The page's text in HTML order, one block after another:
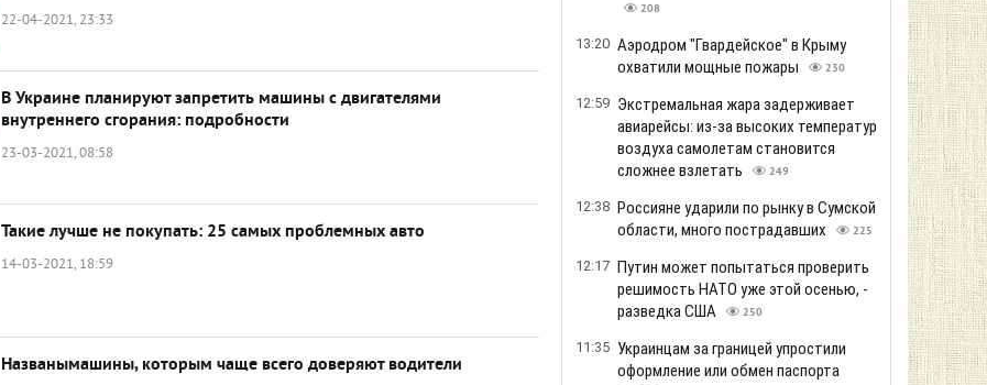
22-04-2021, 23:33
В Украине планируют запретить машины с двигателями
внутреннего сгорания: подробности
23-03-2021, 08:58
Такие лучше не покупать: 25 самых проблемных авто
14-03-2021, 18:59
Названымашины, которым чаще всего доверяют водители
208
13:20 Аэродром "Гвардейское" в Крыму
охватили мощные пожары
230
12:59 Экстремальная жара задерживает
авиарейсы: из-за высоких температур
воздуха самолетам становится
сложнее взлетать
249
12:38 Россияне ударили по рынку в Сумской
области, много пострадавших
225
12:17 Путин может попытаться проверить
решимость НАТО уже этой осенью, -
разведка США
250
11:35 Украинцам за границей упростили
оформление или обмен паспорта